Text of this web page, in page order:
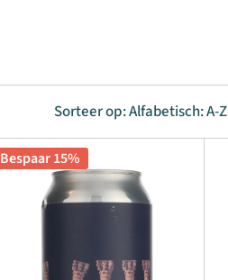
Sorteer op: Alfabetisch: A-Z
Bespaar 15%